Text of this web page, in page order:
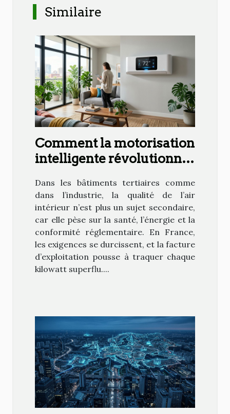
Similaire
Comment la motorisation
intelligente révolutionne
intérieur
Dans les bâtiments tertiaires comme
dans l’industrie, la qualité de l’air
intérieur n’est plus un sujet secondaire,
car elle pèse sur la santé, l’énergie et la
conformité réglementaire. En France,
les exigences se durcissent, et la facture
d’exploitation pousse à traquer chaque
kilowatt superflu....